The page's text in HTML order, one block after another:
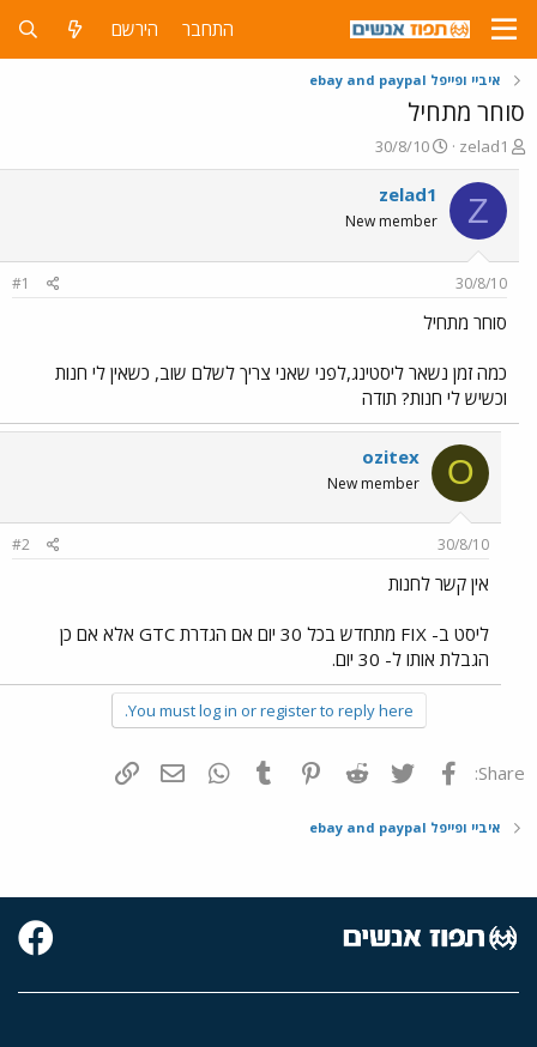
התחבר הירשם
איביי ופייפל ebay and paypal
סוחר מתחיל
פ
ו
ת
ח
ה
ו
ש
א
zelad1
פ
ו
ר
ם
ר
30/8/10
Z
zelad1
New member
30/8/10
#1
סוחר מתחיל
כמה זמן נשאר ליסטינג,לפני שאני צריך לשלם שוב, כשאין לי חנות
וכשיש לי חנות? תודה
O
ozitex
New member
30/8/10
#2
אין קשר לחנות
ליסט ב- FIX מתחדש בכל 30 יום אם הגדרת GTC אלא אם כן
הגבלת אותו ל- 30 יום.
You must log in or register to reply here.
Share: פייסבוק Twitter
Reddit
Pinterest
Tumblr
WhatsAppדואר אלקטרוני
איביי ופייפל ebay and paypal